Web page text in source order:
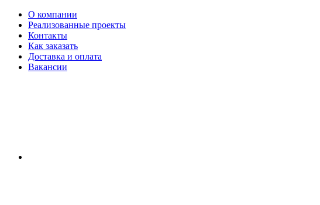
О компании
Реализованные проекты
Контакты
Как заказать
Доставка и оплата
Вакансии